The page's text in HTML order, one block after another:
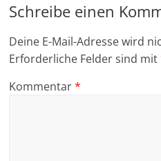
Schreibe einen
Deine E-Mail-Adresse wird
Erforderliche Felder sind mit
Kommentar*